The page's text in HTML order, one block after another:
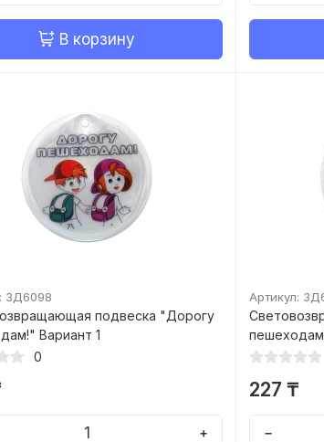
В корзину
ЗД6098
подвеска "Дорогу
Вариант 1
0
+
Артикул:
227 ₸
−